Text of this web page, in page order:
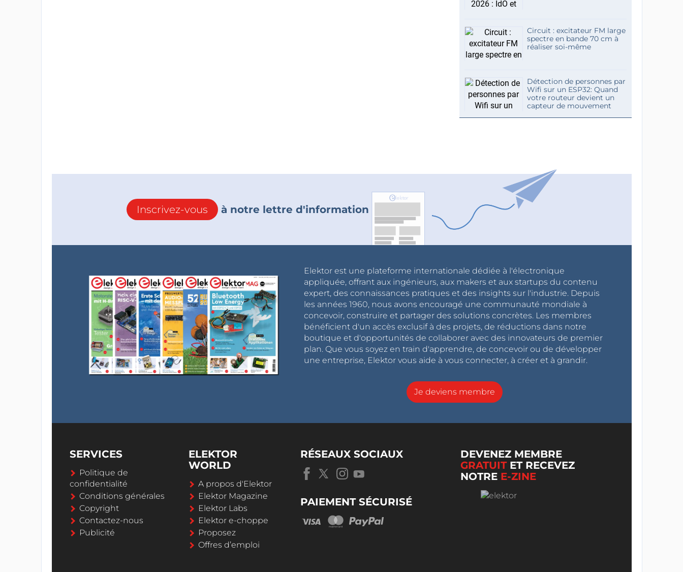
Circuit : excitateur FM large
spectre en bande 70 cm à
réaliser soi-même
Détection de personnes par
Wifi sur un ESP32: Quand
votre routeur devient un
capteur de mouvement
Inscrivez-vous à notre lettre d'information
Elektor est une plateforme internationale dédiée à l'électronique
appliquée, offrant aux ingénieurs, aux makers et aux startups du contenu
expert, des connaissances pratiques et des insights sur l'industrie. Depuis
les années 1960, nous avons encouragé une communauté mondiale à
concevoir, construire et partager des solutions concrètes. Les membres
bénéficient d'un accès exclusif à des projets, de réductions dans notre
boutique et d'opportunités de collaborer avec des innovateurs de premier
plan. Que vous soyez en train d'apprendre, de concevoir ou de développer
une entreprise, Elektor vous aide à vous connecter, à créer et à grandir.
Je deviens membre
SERVICES
Politique de
confidentialité
Conditions générales
Copyright
Contactez-nous
Publicité
ELEKTOR
WORLD
A propos d'Elektor
Elektor Magazine
Elektor Labs
Elektor e-choppe
Proposez
Offres d’emploi
RÉSEAUX SOCIAUX
PAIEMENT SÉCURISÉ
DEVENEZ MEMBRE
GRATUITET RECEVEZ
NOTRE E-ZINE